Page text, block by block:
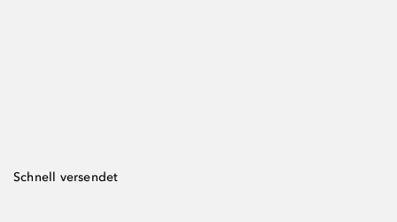
Schnell versendet